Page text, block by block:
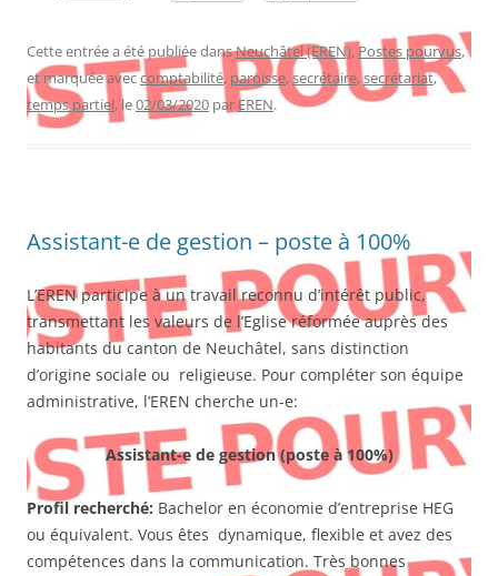
Cette entrée a été publiée dansNeuchâtel (EREN), Postes pourvus,
et marquée aveccomptabilité, paroisse,secrétaire,secrétariat,
temps partiel, le02/03/2020 par EREN.
Assistant-e de gestion – poste à 100%
L’EREN participe à un travail reconnu d’intérêt public,
transmettant les valeurs de l’Eglise réformée auprès des
habitants du canton de Neuchâtel, sans distinction
d’origine sociale ou religieuse. Pour compléter son équipe
administrative, l’EREN cherche un-e:
Assistant-e de gestion (poste à 100%)
Profil recherché: Bachelor en économie d’entreprise HEG
ou équivalent. Vous êtes dynamique, flexible et avez des
compétences dans la communication. Très bonnes